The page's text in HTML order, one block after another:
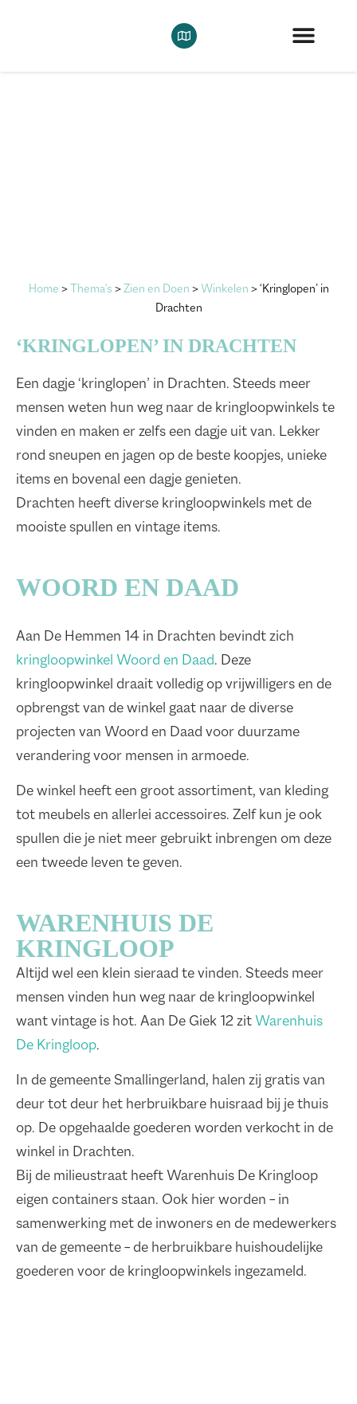
Home >Thema's >Zien en Doen >Winkelen >‘Kringlopen’ in
Drachten
‘KRINGLOPEN’ IN DRACHTEN
Een dagje ‘kringlopen’ in Drachten. Steeds meer
mensen weten hun weg naar de kringloopwinkels te
vinden en maken er zelfs een dagje uit van. Lekker
rond sneupen en jagen op de beste koopjes, unieke
items en bovenal een dagje genieten.
Drachten heeft diverse kringloopwinkels met de
mooiste spullen en vintage items.
WOORD EN DAAD
Aan De Hemmen 14 in Drachten bevindt zich
kringloopwinkel Woord en Daad. Deze
kringloopwinkel draait volledig op vrijwilligers en de
opbrengst van de winkel gaat naar de diverse
projecten van Woord en Daad voor duurzame
verandering voor mensen in armoede.
De winkel heeft een groot assortiment, van kleding
tot meubels en allerlei accessoires. Zelf kun je ook
spullen die je niet meer gebruikt inbrengen om deze
een tweede leven te geven.
WARENHUIS DE
KRINGLOOP
Altijd wel een klein sieraad te vinden. Steeds meer
mensen vinden hun weg naar de kringloopwinkel
want vintage is hot. Aan De Giek 12 zitWarenhuis
De Kringloop.
In de gemeente Smallingerland, halen zij gratis van
deur tot deur het herbruikbare huisraad bij je thuis
op. De opgehaalde goederen worden verkocht in de
winkel in Drachten.
Bij de milieustraat heeft Warenhuis De Kringloop
eigen containers staan. Ook hier worden – in
samenwerking met de inwoners en de medewerkers
van de gemeente – de herbruikbare huishoudelijke
goederen voor de kringloopwinkels ingezameld.